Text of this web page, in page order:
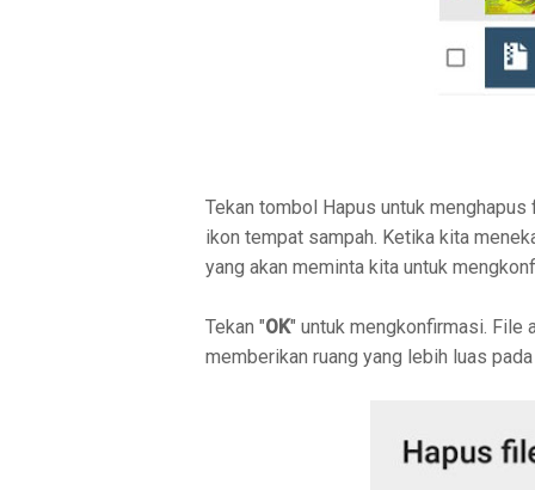
Tekan tombol Hapus untuk
ikon tempat sampah. Ketika kita
yang akan meminta kita untuk
Tekan "OK" untuk mengkonfirmasi. File
memberikan ruang yang lebih luas